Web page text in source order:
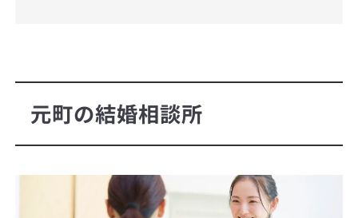
元町の結婚相談所